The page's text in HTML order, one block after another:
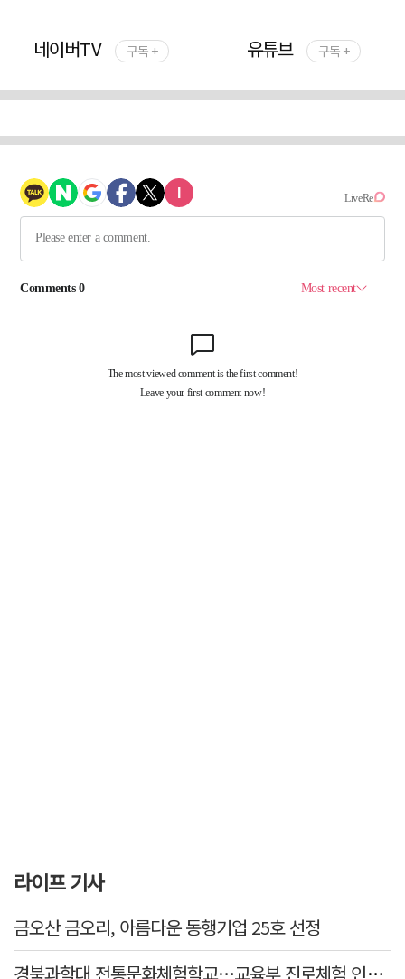
네이버TV 구독 + 유튜브 구독 +
라이프 기사
금오산 금오리, 아름다운 동행기업 25호 선정
경북과학대 전통문화체험학교…교육부 진로체험 인증기관 선정